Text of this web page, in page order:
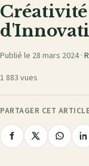
Publié le 28 mars 2024 ·
1 883 vues
PARTAGER CET
PartagerPartager